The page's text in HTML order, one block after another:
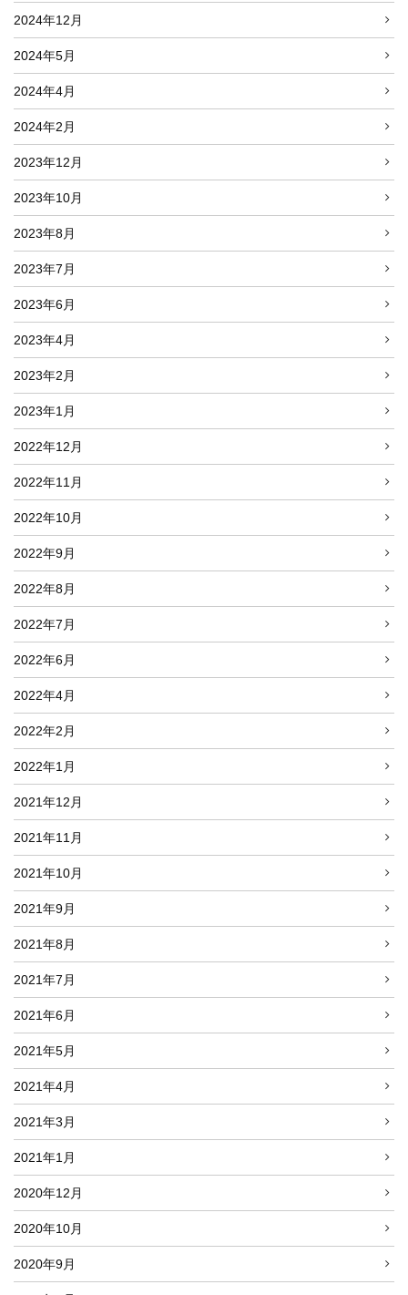
2024年12月
2024年5月
2024年4月
2024年2月
2023年12月
2023年10月
2023年8月
2023年7月
2023年6月
2023年4月
2023年2月
2023年1月
2022年12月
2022年11月
2022年10月
2022年9月
2022年8月
2022年7月
2022年6月
2022年4月
2022年2月
2022年1月
2021年12月
2021年11月
2021年10月
2021年9月
2021年8月
2021年7月
2021年6月
2021年5月
2021年4月
2021年3月
2021年1月
2020年12月
2020年10月
2020年9月